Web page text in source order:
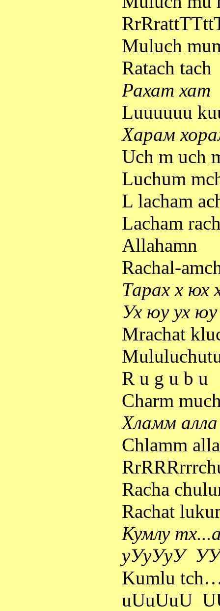
Muluch
Ratach tach
Рахат хат
Luuuuuu
Харам
Uch m uch
Luchum
L lacham
Lacham
Allahamn
Rachal-
Тарах х юх
Ух юу ух юу
Mrachat
R u g u b u
Charm
Хламм алла
Chlamm
Racha
Rachat
Кумлу тх...
уУуУуУ
Kumlu
uUuUuU